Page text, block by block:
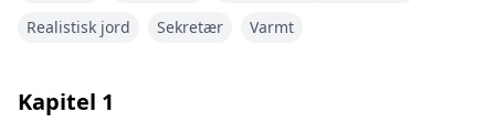
Deres første møder er ophedede, og Hames gør det
Imogen har dog ingen intentioner om at give efter,
Realistisk jord
Sekretær Varmt
Kapitel 1